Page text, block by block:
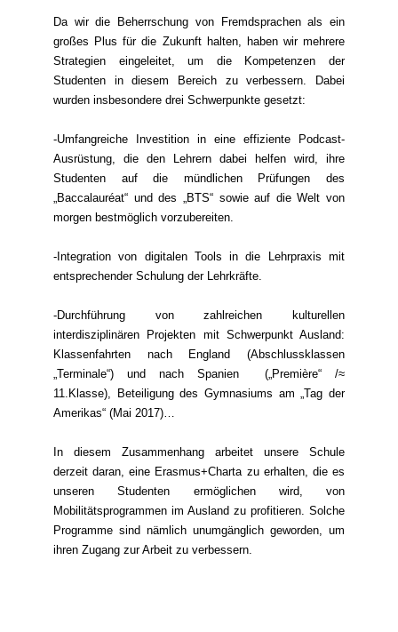
Da wir die Beherrschung von Fremdsprachen als ein
großes Plus für die Zukunft halten, haben wir mehrere
Strategien eingeleitet, um die Kompetenzen der
Studenten in diesem Bereich zu verbessern. Dabei
wurden insbesondere drei Schwerpunkte gesetzt:
-Umfangreiche Investition in eine effiziente Podcast-
Ausrüstung, die den Lehrern dabei helfen wird, ihre
Studenten auf die mündlichen Prüfungen des
„Baccalauréat“ und des „BTS“ sowie auf die Welt von
morgen bestmöglich vorzubereiten.
-Integration von digitalen Tools in die Lehrpraxis mit
entsprechender Schulung der Lehrkräfte.
-Durchführung von zahlreichen kulturellen
interdisziplinären Projekten mit Schwerpunkt Ausland:
Klassenfahrten nach England (Abschlussklassen
„Terminale“) und nach Spanien („Première“ /≈
11.Klasse), Beteiligung des Gymnasiums am „Tag der
Amerikas“ (Mai 2017)…
In diesem Zusammenhang arbeitet unsere Schule
derzeit daran, eine Erasmus+Charta zu erhalten, die es
unseren Studenten ermöglichen wird, von
Mobilitätsprogrammen im Ausland zu profitieren. Solche
Programme sind nämlich unumgänglich geworden, um
ihren Zugang zur Arbeit zu verbessern.